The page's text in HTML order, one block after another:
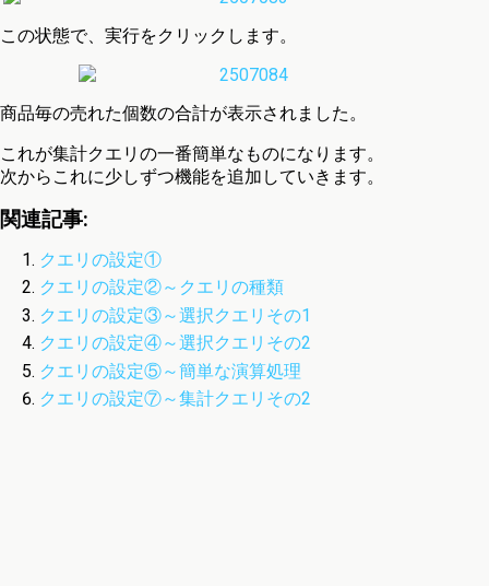
この状態で、実行をクリックします。
商品毎の売れた個数の合計が表示されました。
これが集計クエリの一番簡単なものになります。
次からこれに少しずつ機能を追加していきます。
関連記事:
クエリの設定①
クエリの設定②～クエリの種類
クエリの設定③～選択クエリその1
クエリの設定④～選択クエリその2
クエリの設定⑤～簡単な演算処理
クエリの設定⑦～集計クエリその2